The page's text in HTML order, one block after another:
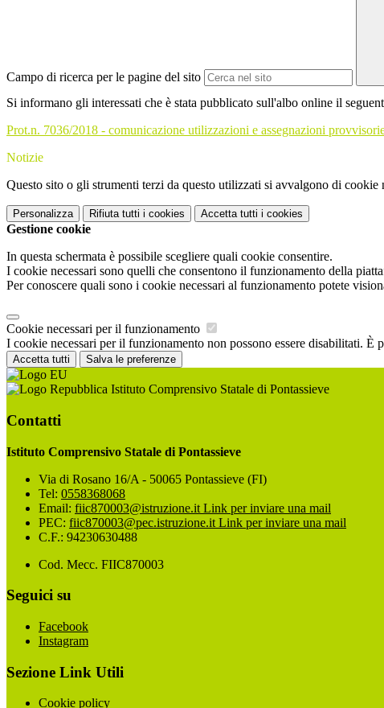
Campo di ricerca per le pagine del sito
Si informano gli interessati che è stata pubblicato sull'albo online il
Prot.n. 7036/2018 - comunicazione utilizzazioni e assegnazioni
Notizie
Questo sito o gli strumenti terzi da questo utilizzati si avvalgono di
Personalizza Rifiuta tutti i cookies Accetta tutti i cookies
Gestione cookie
In questa schermata è possibile scegliere quali cookie consentire.
I cookie necessari sono quelli che consentono il funzionamento della
Per conoscere quali sono i cookie necessari al funzionamento potete
Cookie necessari per il funzionamento
I cookie necessari per il funzionamento non possono essere disabilitati.
Accetta tutti Salva le preferenze
Istituto Comprensivo Statale di Pontassieve
Contatti
Istituto Comprensivo Statale di Pontassieve
Via di Rosano 16/A - 50065 Pontassieve (FI)
Tel: 0558368068
Email: fiic870003@istruzione.it Link per inviare una mail
PEC: fiic870003@pec.istruzione.it Link per inviare una mail
C.F.: 94230630488
Cod. Mecc. FIIC870003
Seguici su
Facebook
Instagram
Sezione Link Utili
Cookie policy